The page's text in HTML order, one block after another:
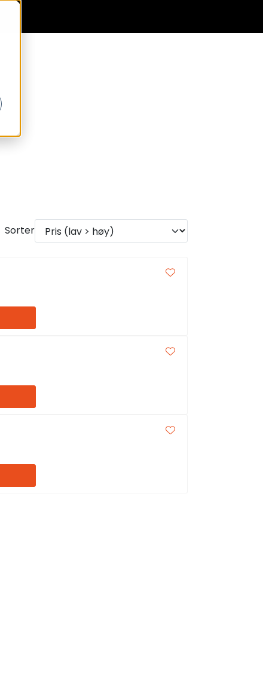
Sorter